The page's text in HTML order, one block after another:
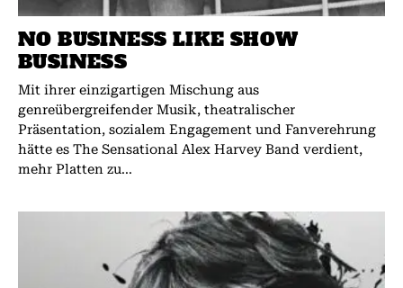
NO BUSINESS LIKE SHOW
BUSINESS
Mit ihrer einzigartigen Mischung aus
genreübergreifender Musik, theatralischer
Präsentation, sozialem Engagement und Fanverehrung
hätte es The Sensational Alex Harvey Band verdient,
mehr Platten zu...